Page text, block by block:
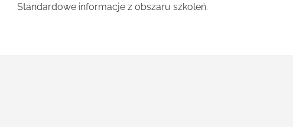
Standardowe informacje z obszaru szkoleń.